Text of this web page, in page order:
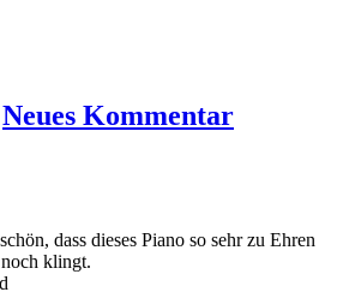
Neues Kommentar
dass dieses Piano so sehr zu Ehren
klingt.